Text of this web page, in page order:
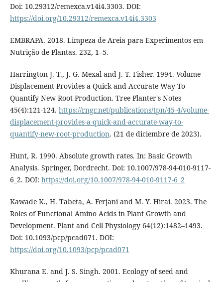
Doi: 10.29312/remexca.v14i4.3303. DOI:
https://doi.org/10.29312/remexca.v14i4.3303
EMBRAPA. 2018. Limpeza de Areia para Experimentos em
Nutrição de Plantas. 232, 1–5.
Harrington J. T., J. G. Mexal and J. T. Fisher. 1994. Volume
Displacement Provides a Quick and Accurate Way To
Quantify New Root Production. Tree Planter's Notes
45(4):121-124. https://rngr.net/publications/tpn/45-4/volume-
displacement-provides-a-quick-and-accurate-way-to-
quantify-new-root-production. (21 de diciembre de 2023).
Hunt, R. 1990. Absolute growth rates. In: Basic Growth
Analysis. Springer, Dordrecht. Doi: 10.1007/978-94-010-9117-
6_2. DOI: https://doi.org/10.1007/978-94-010-9117-6_2
Kawade K., H. Tabeta, A. Ferjani and M. Y. Hirai. 2023. The
Roles of Functional Amino Acids in Plant Growth and
Development. Plant and Cell Physiology 64(12):1482–1493.
Doi: 10.1093/pcp/pcad071. DOI:
https://doi.org/10.1093/pcp/pcad071
Khurana E. and J. S. Singh. 2001. Ecology of seed and